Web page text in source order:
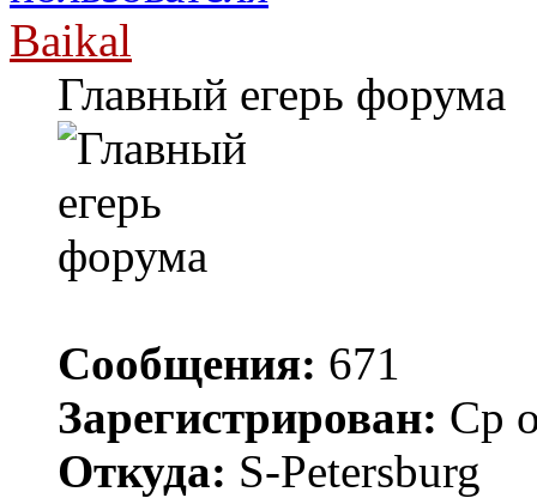
Baikal
Главный егерь форума
Сообщения: 671
Зарегистрирован: Ср
Откуда: S-Petersburg